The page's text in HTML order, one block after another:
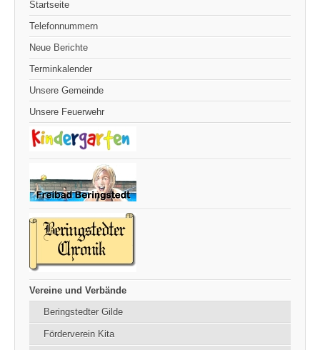
Startseite
Telefonnummern
Neue Berichte
Terminkalender
Unsere Gemeinde
Unsere Feuerwehr
Vereine und Verbände
Beringstedter Gilde
Förderverein Kita